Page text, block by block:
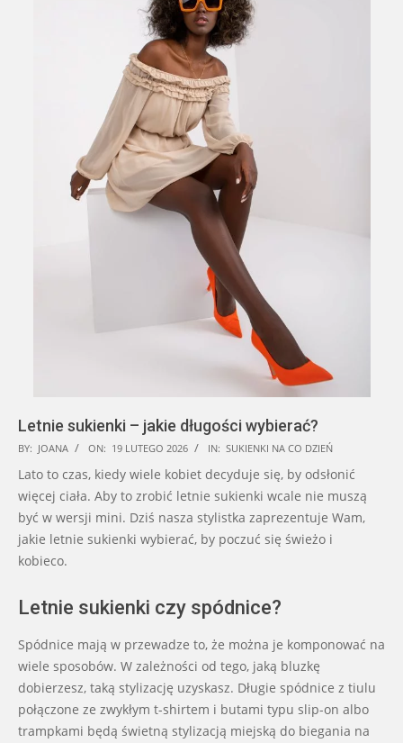
Letnie sukienki – jakie długości wybierać?
2026-
02-
19
BY: JOANA ON: 19 LUTEGO 2026 IN: SUKIENKI NA CO DZIEŃ
Lato to czas, kiedy wiele kobiet decyduje się, by odsłonić
więcej ciała. Aby to zrobić letnie sukienki wcale nie muszą
być w wersji mini. Dziś nasza stylistka zaprezentuje Wam,
jakie letnie sukienki wybierać, by poczuć się świeżo i
kobieco.
Letnie sukienki czy spódnice?
Spódnice mają w przewadze to, że można je komponować na
wiele sposobów. W zależności od tego, jaką bluzkę
dobierzesz, taką stylizację uzyskasz. Długie spódnice z tiulu
połączone ze zwykłym t-shirtem i butami typu slip-on albo
trampkami będą świetną stylizacją miejską do biegania na